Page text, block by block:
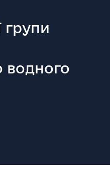
групи
водного